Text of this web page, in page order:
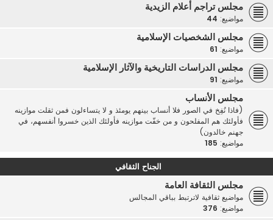
مجلس تراجم أعلام الزيدية
مواضيع: 44
مجلس الشخصيات الإسلامية
مواضيع: 61
مجلس الدراسات التاريخية والآثار الإسلامية
مواضيع: 91
مجلس الأنساب
(فاذا نُفِخ في الصور فلا أنساب بينهم يومئذ و لا يتساءلون فمن ثقلت موازينه
فأولئك هم المفلحون و من خفّت موازينه فأولئك الذين خسروا أنفسهم، في
جهنم خالدون)
مواضيع: 185
الجناح الثقافي
مجلس الثقافة العامة
مواضيع ثقافية لاترتبط بباقي المجالس
مواضيع: 376